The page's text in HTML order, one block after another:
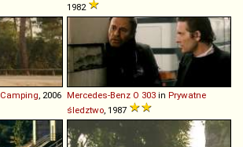
1982
Camping , 2006 Mercedes-Benz O 303 in Prywatne
śledztwo , 1987